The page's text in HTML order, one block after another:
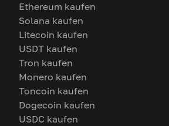
Ethereum kaufen
Solana kaufen
Litecoin kaufen
USDT kaufen
Tron kaufen
Monero kaufen
Toncoin kaufen
Dogecoin kaufen
USDC kaufen